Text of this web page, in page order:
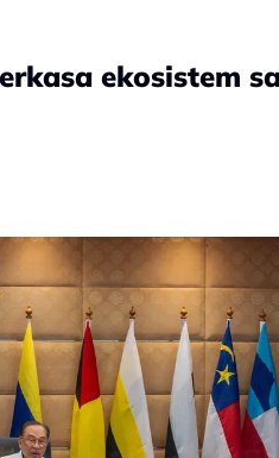
ekosistem